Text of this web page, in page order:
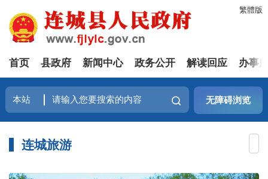
繁體版
首页 县政府 新闻中心 政务公开 解读回应 办事
无障碍浏览
连城旅游